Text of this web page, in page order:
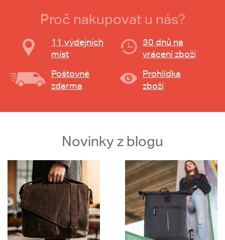
Proč nakupovat u nás?
11 výdejních
míst
30 dnů na
vrácení zboží
Poštovné
zdarma
Prohlídka
zboží
Novinky z blogu